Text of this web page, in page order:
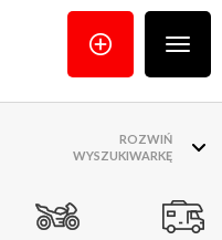
menu
ROZWIŃ
WYSZUKIWARKĘ